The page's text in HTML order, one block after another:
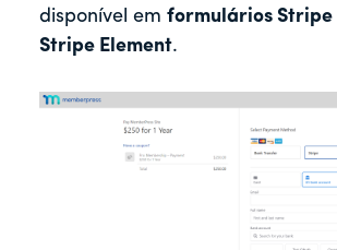
disponível em formulários Stripe
Stripe Element.